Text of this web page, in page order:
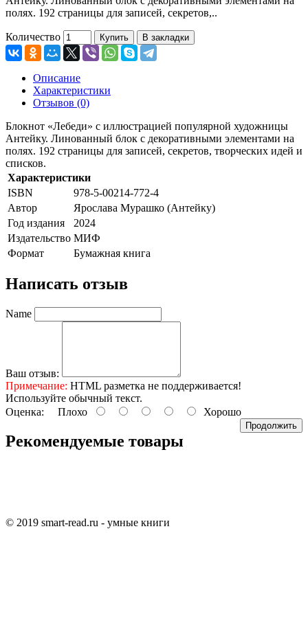
полях. 192 страницы для записей, секретов,..
Количество Купить В закладки
Описание
Характеристики
Отзывов (0)
Блокнот «Лебеди» с иллюстрацией популярной художницы
Антейку. Линованный блок с декоративными элементами на
полях. 192 страницы для записей, секретов, творческих идей и
списков.
Характеристики
ISBN
978-5-00214-772-4
Автор
Ярослава Мурашко (Антейку)
Год издания
2024
Издательство МИФ
Формат
Бумажная книга
Написать отзыв
Name
Ваш отзыв:
Примечание: HTML разметка не поддерживается!
Используйте обычный текст.
Оценка: Плохо Хорошо
Продолжить
Рекомендуемые товары
© 2019 smart-read.ru - умные книги